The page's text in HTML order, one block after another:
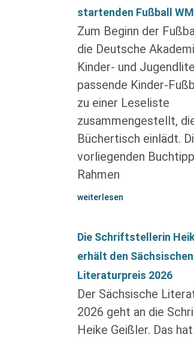
startenden Fußball WM
Zum Beginn der
die Deutsche
Kinder- und
passende Kinder-
zu einer Leseliste
zusammengestellt,
Büchertisch einlädt.
vorliegenden
Rahmen
weiterlesen
Die Schriftstellerin
erhält den Sächsischen
Literaturpreis 2026
Der Sächsische
2026 geht an die
Heike Geißler. Das